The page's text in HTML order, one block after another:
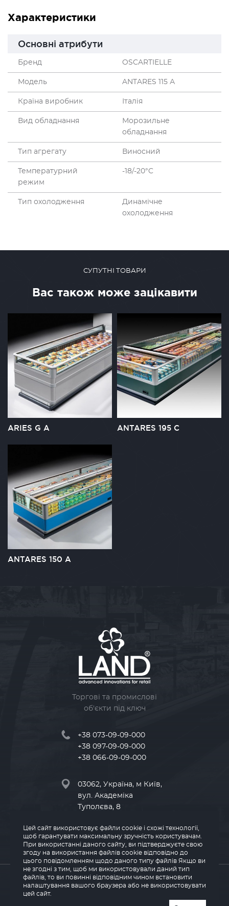
Характеристики
Основні атрибути
Бренд OSCARTIELLE
Модель ANTARES 115 А
Країна виробник Італія
Вид обладнання
Морозильне
обладнання
Тип агрегату Виносний
Температурний
режим
-18/-20°C
Тип охолодження
Динамічне
охолодження
СУПУТНІ ТОВАРИ
Вас також може зацікавити
ARIES G A ANTARES 195 C
ANTARES 150 A
Торгові та промислові
об'єкти під ключ
+38 073-09-09-000
+38 097-09-09-000
+38 066-09-09-000
03062, Україна, м Київ,
вул. Академіка
Туполєва, 8
info@land-kv.com.ua
© 2026 LAND
Цей сайт використовує файли cookie і схожі технології,
щоб гарантувати максимальну зручність користувачам.
При використанні даного сайту, ви підтверджуєте свою
згоду на використання файлів cookie відповідно до
цього повідомленням щодо даного типу файлів Якщо ви
не згодні з тим, щоб ми використовували даний тип
файлів, то ви повинні відповідним чином встановити
налаштування вашого браузера або не використовувати
цей сайт.